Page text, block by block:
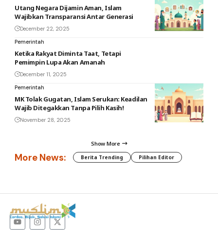
Utang Negara Dijamin Aman, Islam
Wajibkan Transparansi Antar Generasi
December 22, 2025
Pemerintah
Ketika Rakyat Diminta Taat, Tetapi
Pemimpin Lupa Akan Amanah
December 11, 2025
Pemerintah
MK Tolak Gugatan, Islam Serukan: Keadilan
Wajib Ditegakkan Tanpa Pilih Kasih!
November 28, 2025
Show More
More News: Berita Trending Pilihan Editor